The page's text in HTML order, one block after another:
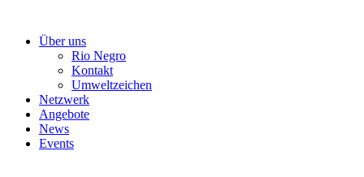
Über uns
Rio Negro
Kontakt
Umweltzeichen
Netzwerk
Angebote
News
Events